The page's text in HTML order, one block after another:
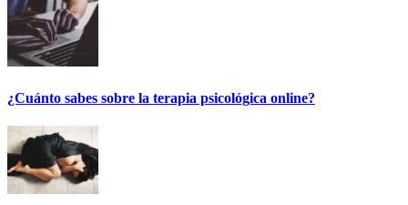
¿Cuánto sabes sobre la terapia psicológica online?